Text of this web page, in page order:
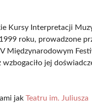
Kursy Interpretacji
roku, prowadzone
Międzynarodowym
jej
jakTeatru im. Juliusza